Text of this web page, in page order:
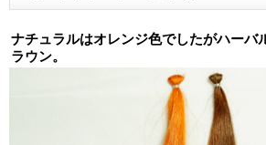
ナチュラルはオレンジ色でしたがハーバ
ラウン。